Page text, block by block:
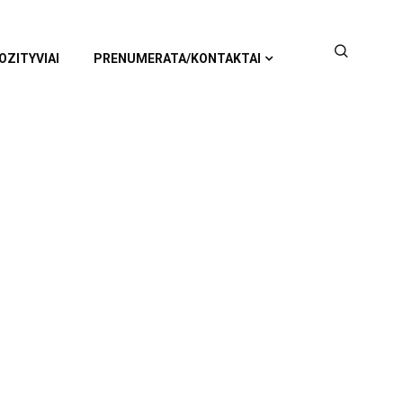
PRENUMERATA/KONTAKTAI